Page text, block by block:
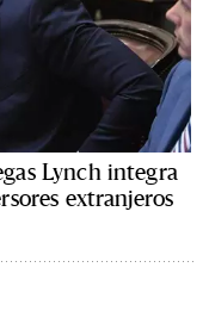
Lynch integra
extranjeros